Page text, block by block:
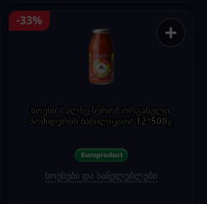
-33% +
სოუსი / ალჩე ნერო/ ორგანული,
პომიდვრის ბაზილიკით/ 12*500გ
სოუსები და სანელებლები